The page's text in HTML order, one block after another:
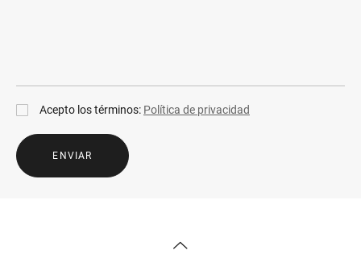
Acepto los términos: Política de privacidad
ENVIAR